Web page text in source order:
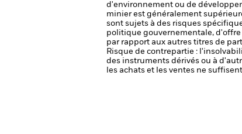
d'environnement ou de
minier est généralement
sont sujets à des risques
politique gouvernementale, d'offre
par rapport aux autres titres de
Risque de contrepartie :
des instruments dérivés ou à
les achats et les ventes ne